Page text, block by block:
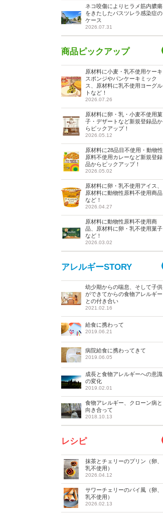
ネコ咬傷によりヒラメ筋内膿瘍
をきたしたパスツレラ感染症の
ケース
2026.07.31
商品ピックアップ
原材料に小麦・乳不使用ケーキ
スポンジやパンケーキミック
ス、原材料に乳不使用ヨーグル
トなど！
2026.07.26
原材料に卵・乳・小麦不使用菓
子・デザートなど新規登録品か
らピックアップ！
2026.05.12
原材料に28品目不使用・動物性
原料不使用カレーなど新規登録
品からピックアップ！
2026.05.02
原材料に卵・乳不使用アイス、
原材料に動物性原料不使用商品
など！
2026.04.27
原材料に動物性原料不使用商
品、原材料に卵・乳不使用菓子
など！
2026.03.02
アレルギーSTORY
幼少期からの喘息、そして子供
ができてからの食物アレルギー
との付き合い
2021.02.16
給食に携わって
2019.06.21
病院給食に携わってきて
2019.06.05
成長と食物アレルギーへの意識
の変化
2019.02.01
食物アレルギー、クローン病と
向き合って
2018.10.13
レシピ
抹茶とチェリーのプリン（卵、
乳不使用）
2026.04.12
サワーチェリーのパイ風（卵、
乳不使用）
2026.02.13